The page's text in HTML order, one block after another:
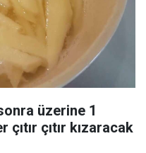
üzerine 1
çıtır kızaracak